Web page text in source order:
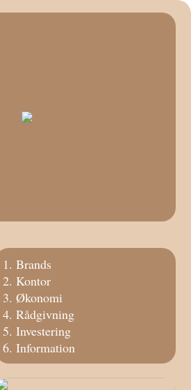
Brands
Kontor
Økonomi
Rådgivning
Investering
Information